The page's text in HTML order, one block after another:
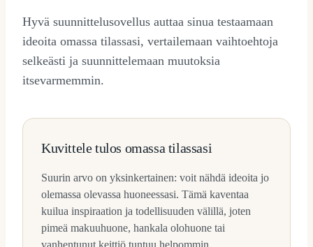
Hyvä suunnittelusovellus auttaa sinua testaamaan
ideoita omassa tilassasi, vertailemaan vaihtoehtoja
selkeästi ja suunnittelemaan muutoksia
itsevarmemmin.
Kuvittele tulos omassa tilassasi
Suurin arvo on yksinkertainen: voit nähdä ideoita jo
olemassa olevassa huoneessasi. Tämä kaventaa
kuilua inspiraation ja todellisuuden välillä, joten
pimeä makuuhuone, hankala olohuone tai
vanhentunut keittiö tuntuu helpommin